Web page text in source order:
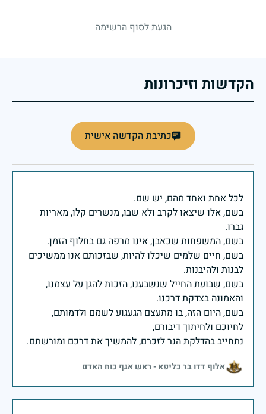
הגעת לסוף הרשימה
הקדשות וזיכרונות
כתיבת הקדשה אישית
בשם, אלו שיצאו לקרב ולא שבו, מנשרים קלו, מאריות
בשם, חיים שלמים שיכלו להיות, שבזכותם אנו ממשיכים
בשם, שבועת החייל שנשבענו, הזכות להגן על עצמנו,
בשם, היום הזה, בו מתעצם הגעגוע לשמם ולדמותם,
נתחייב בהדלקת הנר לזכרם, להמשיך את דרכם ומורשתם.
אלוף דדו בר כליפא - ראש אגף כוח האדם